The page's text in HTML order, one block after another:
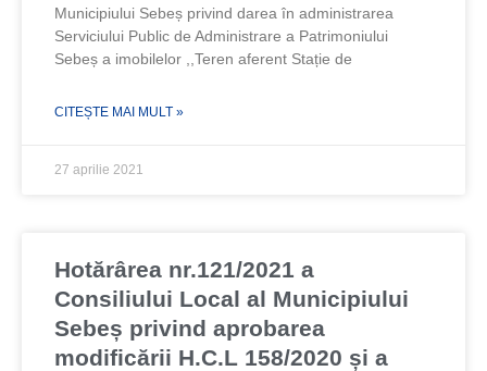
Municipiului Sebeș privind darea în administrarea
Serviciului Public de Administrare a Patrimoniului
Sebeș a imobilelor ,,Teren aferent Stație de
CITEȘTE MAI MULT »
27 aprilie 2021
Hotărârea nr.121/2021 a
Consiliului Local al Municipiului
Sebeș privind aprobarea
modificării H.C.L 158/2020 și a